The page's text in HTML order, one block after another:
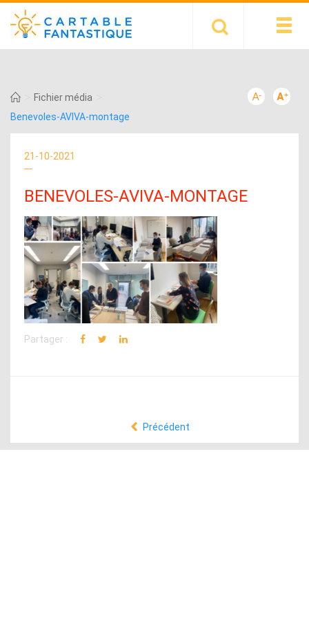
Fichier média
Benevoles-AVIVA-montage
21-10-2021
BENEVOLES-AVIVA-MONTAGE
Partager :
Précédent